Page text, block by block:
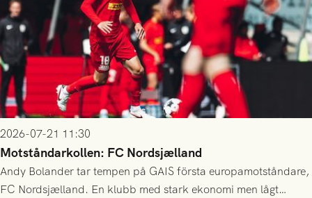
2026-07-21 11:30
Motståndarkollen: FC Nordsjælland
Andy Bolander tar tempen på GAIS första europamotståndare,
FC Nordsjælland. En klubb med stark ekonomi men lågt